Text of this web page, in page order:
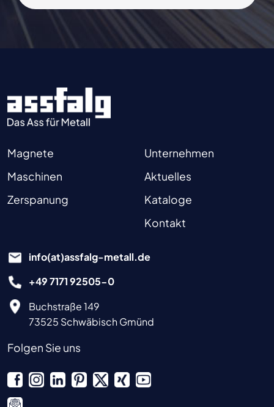
Magnete
Maschinen
Zerspanung
Unternehmen
Aktuelles
Kataloge
Kontakt
info(at)assfalg-metall.de
+49 7171 92505-0
Buchstraße 149
73525 Schwäbisch Gmünd
Folgen Sie uns